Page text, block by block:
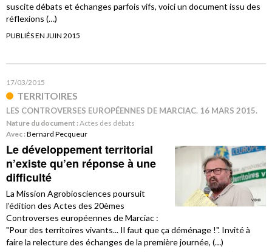
suscite débats et échanges parfois vifs, voici un document issu des
réflexions (…)
PUBLIÉS EN JUIN 2015
17/03/2015
TERRITOIRES
LES CONTROVERSES EUROPÉENNES DE MARCIAC. 16 MARS 2015.
Nature du document :Actes des débats
Avec :Bernard Pecqueur
Le développement territorial
n’existe qu’en réponse à une
difficulté
La Mission Agrobiosciences poursuit
l’édition des Actes des 20èmes
Controverses européennes de Marciac :
"Pour des territoires vivants... Il faut que ça déménage !". Invité à
faire la relecture des échanges de la première journée, (…)